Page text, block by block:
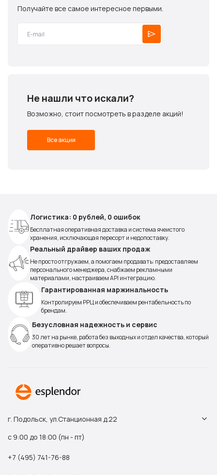
Получайте все самое интересное первыми.
Не нашли что искали?
Возможно, стоит посмотреть в разделе акций!
Все акции
Логистика: 0 рублей, 0 ошибок
Бесплатная оперативная доставка и система ячеистого
хранения, исключающая пересорт и недопоставку.
Реальный драйвер ваших продаж
Не просто отгружаем, а помогаем продавать: предоставляем
персонального менеджера, снабжаем рекламными
материалами, настраиваем API интеграцию.
Гарантированная маржинальность
Контролируем РРЦ и обеспечиваем рентабельность по
брендам.
Безусловная надежность и сервис
30 лет на рынке, работа без выходных и отдел качества, который
оперативно решает вопросы.
г. Подольск, ул.Станционная д.22
с 9:00 до 18:00 (пн - пт)
+7 (495) 741-76-88